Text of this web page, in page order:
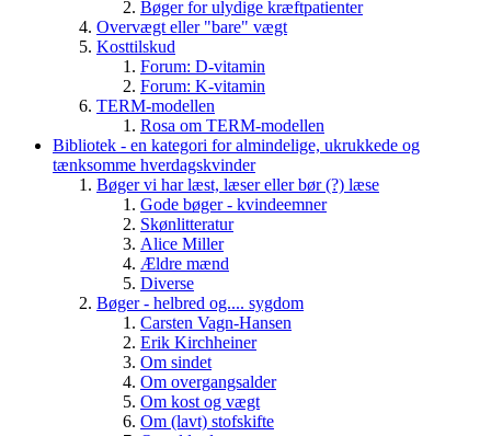
Bøger for ulydige kræftpatienter
Overvægt eller "bare" vægt
Kosttilskud
Forum: D-vitamin
Forum: K-vitamin
TERM-modellen
Rosa om TERM-modellen
Bibliotek - en kategori for almindelige, ukrukkede og
tænksomme hverdagskvinder
Bøger vi har læst, læser eller bør (?) læse
Gode bøger - kvindeemner
Skønlitteratur
Alice Miller
Ældre mænd
Diverse
Bøger - helbred og.... sygdom
Carsten Vagn-Hansen
Erik Kirchheiner
Om sindet
Om overgangsalder
Om kost og vægt
Om (lavt) stofskifte